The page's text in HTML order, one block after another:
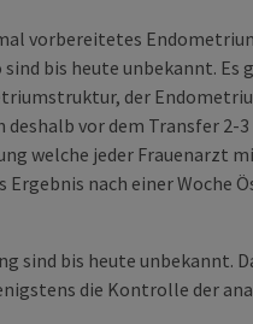
vorbereitetes
bis heute unbekannt. Es
der
vor dem Transfer 2-3
welche jeder Frauenarzt
nach einer Woche
sind bis heute unbekannt.
die Kontrolle der